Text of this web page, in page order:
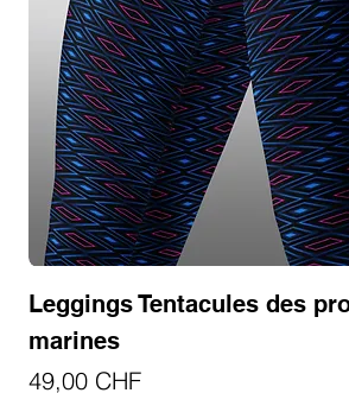
Leggings Tentacules des
marines
Prix
49,00 CHF